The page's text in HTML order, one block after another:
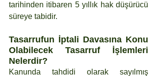
tarihinden itibaren 5 yıllık hak düşürücü
süreye tabidir.
Tasarrufun İptali Davasına Konu
Olabilecek Tasarruf İşlemleri
Nelerdir?
Kanunda tahdidi olarak sayılmış